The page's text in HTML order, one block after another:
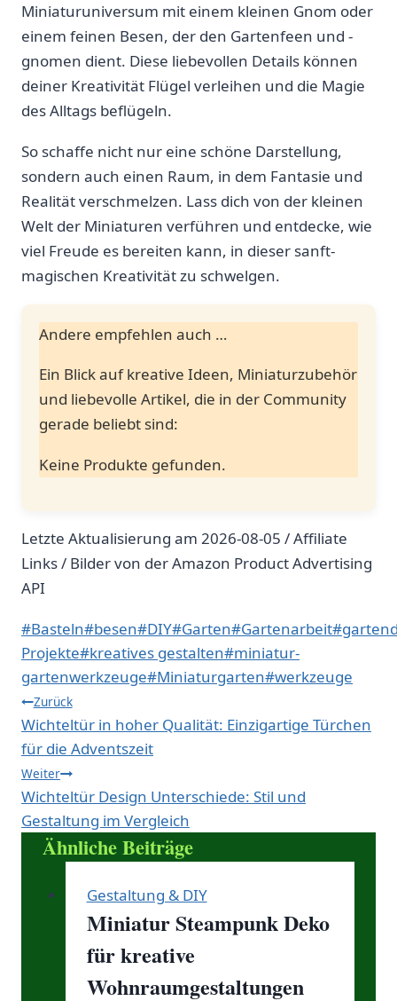
Miniaturuniversum mit einem kleinen Gnom oder
einem feinen Besen, der den Gartenfeen und​ -
gnomen dient. Diese liebevollen ⁣Details können
deiner Kreativität Flügel verleihen und die Magie
des Alltags beflügeln.
So schaffe nicht nur eine schöne⁤ Darstellung,
sondern‌ auch einen Raum, in dem Fantasie und
Realität verschmelzen. Lass dich von der kleinen
Welt der Miniaturen verführen und entdecke, wie
viel Freude es bereiten kann, in dieser sanft-
magischen Kreativität⁤ zu schwelgen.
Andere empfehlen auch …
Ein Blick auf ⁣kreative Ideen, Miniaturzubehör
und liebevolle Artikel, die in der Community
gerade beliebt sind:
Keine Produkte gefunden.
Letzte Aktualisierung am 2026-08-05 / Affiliate
Links / Bilder von der Amazon Product Advertising
API
Schlagworte:
#Basteln#besen#DIY#Garten#Gartenarbeit#
Projekte#kreatives gestalten#miniatur-
gartenwerkzeuge#Miniaturgarten#werkzeuge
Beitragsnavigation
Zurück
Wichteltür in hoher Qualität: Einzigartige Türchen
für die Adventszeit
Weiter
Wichteltür Design Unterschiede: Stil und
Gestaltung im Vergleich
Ähnliche Beiträge
Gestaltung & DIY
Miniatur Steampunk Deko
für kreative
Wohnraumgestaltungen